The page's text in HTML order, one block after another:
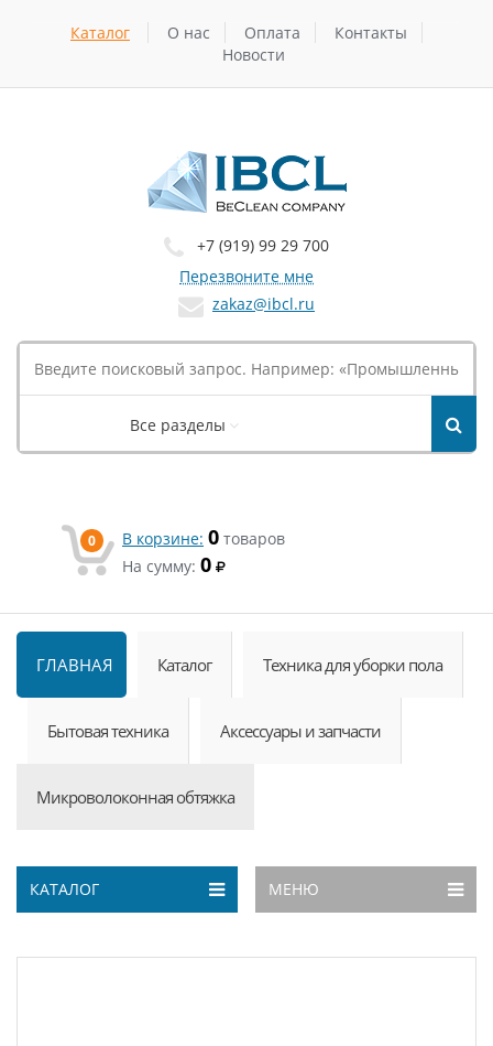
Каталог О нас Оплата
Контакты
Новости
+7 (919) 99 29 700
Перезвоните мне
zakaz@ibcl.ru
Все разделы
0 В корзине: 0 товаров
На сумму: 0
ГЛАВНАЯ Каталог Техника для уборки пола
Бытовая техника Аксессуары и запчасти
Микроволоконная обтяжка
КАТАЛОГ МЕНЮ